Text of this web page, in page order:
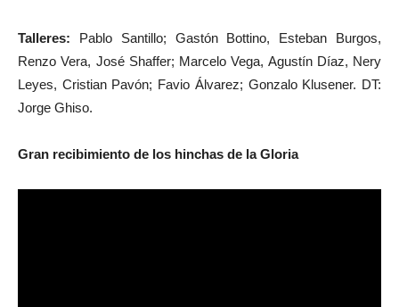
Talleres: Pablo Santillo; Gastón Bottino, Esteban Burgos,
Renzo Vera, José Shaffer; Marcelo Vega, Agustín Díaz, Nery
Leyes, Cristian Pavón; Favio Álvarez; Gonzalo Klusener. DT:
Jorge Ghiso.
Gran recibimiento de los hinchas de la Gloria